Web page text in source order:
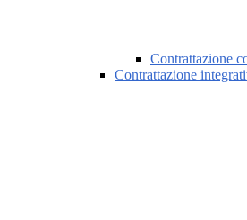
Contrattazione
Contrattazione